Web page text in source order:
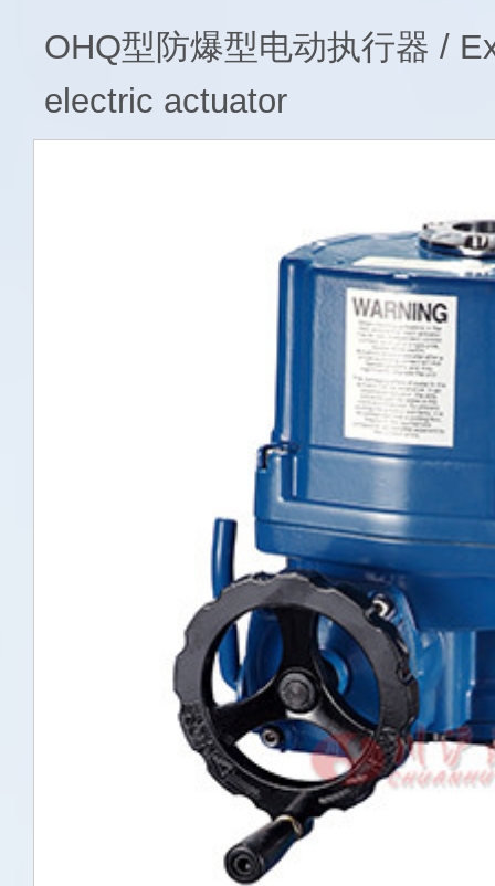
OHQ型防爆型电动执行器 /
electric actuator